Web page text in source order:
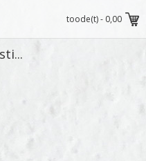
toode(t) - 0,00